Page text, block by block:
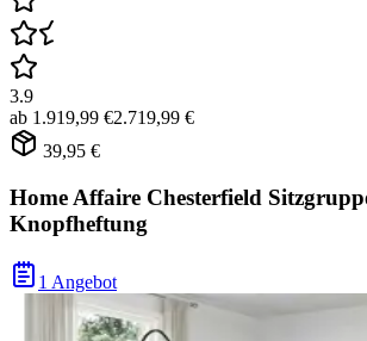
3.9
ab 1.919,99 €2.719,99 €
39,95 €
Home Affaire Chesterfield
Knopfheftung
1 Angebot